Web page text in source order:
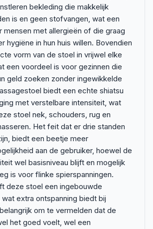
bekleding die makkelijk
is en geen stofvangen, wat een
mensen met allergieën of die graag
hygiëne in hun huis willen. Bovendien
vorm van de stoel in vrijwel elke
een voordeel is voor gezinnen die
geld zoeken zonder ingewikkelde
biedt een echte shiatsu
met verstelbare intensiteit, wat
stoel nek, schouders, rug en
Het feit dat er drie standen
biedt een beetje meer
aan de gebruiker, hoewel de
wel basisniveau blijft en mogelijk
is voor flinke spierspanningen.
deze stoel een ingebouwde
extra ontspanning biedt bij
om te vermelden dat de
het goed voelt, wel een